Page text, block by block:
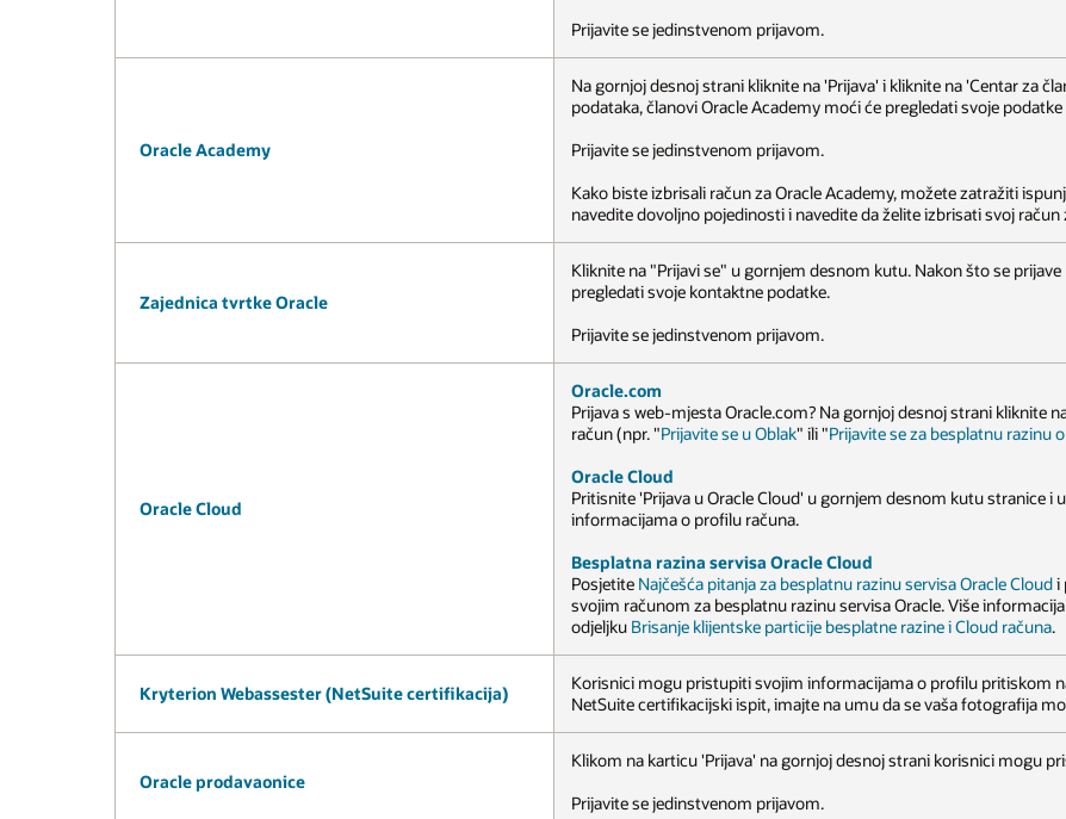
Prijavite se jedinstvenom prijavom.
Oracle Academy
Na gornjoj desnoj strani kliknite na 'Prijava' i kliknite na 'Centar za
podataka, članovi Oracle Academy moći će pregledati svoje
Prijavite se jedinstvenom prijavom.
Kako biste izbrisali račun za Oracle Academy, možete zatražiti
navedite dovoljno pojedinosti i navedite da želite izbrisati svoj račun
Zajednica tvrtke Oracle
Kliknite na "Prijavi se" u gornjem desnom kutu. Nakon što se
pregledati svoje kontaktne podatke.
Prijavite se jedinstvenom prijavom.
Oracle Cloud
Oracle.com
Prijava s web-mjesta Oracle.com? Na gornjoj desnoj strani kliknite
račun (npr. "Prijavite se u Oblak" ili "Prijavite se za besplatnu razinu
Oracle Cloud
Pritisnite 'Prijava u Oracle Cloud' u gornjem desnom kutu stranice
informacijama o profilu računa.
Besplatna razina servisa Oracle Cloud
Posjetite Najčešća pitanja za besplatnu razinu servisa Oracle Cloudi
svojim računom za besplatnu razinu servisa Oracle. Više
odjeljku Brisanje klijentske particije besplatne razine i Cloud računa.
Kryterion Webassester (NetSuite certifikacija)
Korisnici mogu pristupiti svojim informacijama o profilu pritiskom
NetSuite certifikacijski ispit, imajte na umu da se vaša fotografija
Oracle prodavaonice
Klikom na karticu 'Prijava' na gornjoj desnoj strani korisnici mogu
Prijavite se jedinstvenom prijavom.